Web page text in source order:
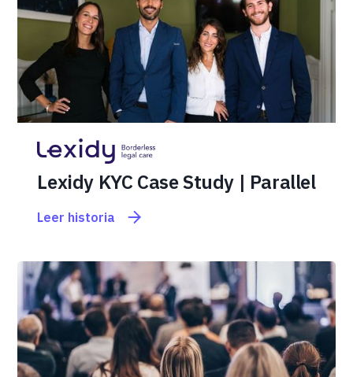
Lexidy KYC Case Study | Parallel
Leer historia